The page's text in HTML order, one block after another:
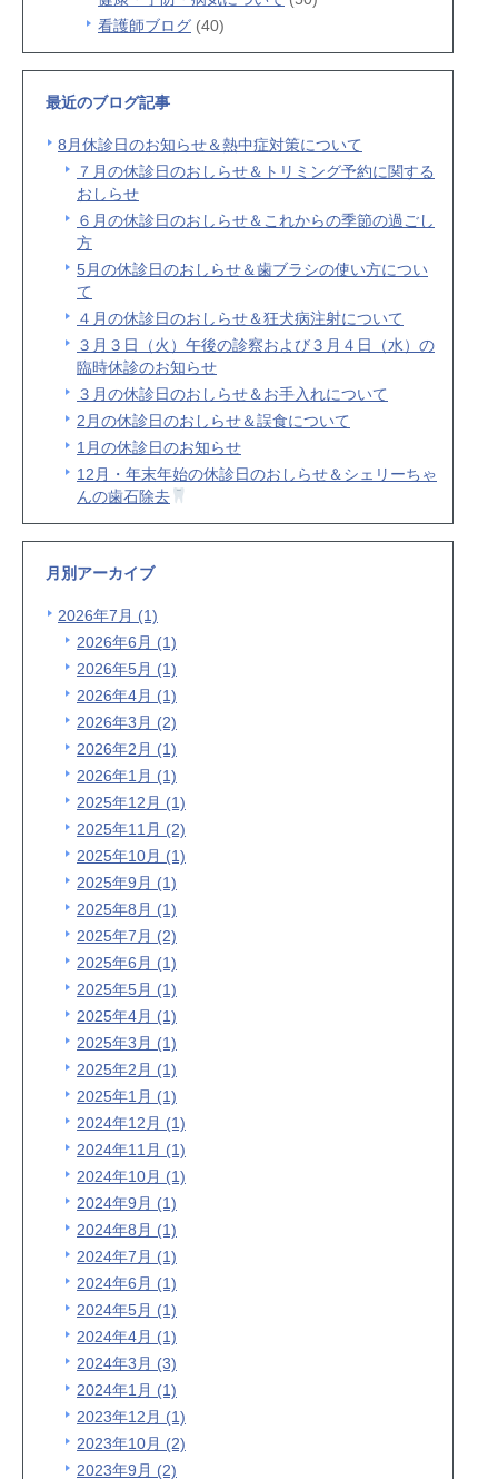
看護師ブログ (40)
最近のブログ記事
8月休診日のお知らせ＆熱中症対策について
７月の休診日のおしらせ＆トリミング予約に関する
おしらせ
６月の休診日のおしらせ＆これからの季節の過ごし
方
5月の休診日のおしらせ＆歯ブラシの使い方につい
て
４月の休診日のおしらせ＆狂犬病注射について
３月３日（火）午後の診察および３月４日（水）の
臨時休診のお知らせ
３月の休診日のおしらせ＆お手入れについて
2月の休診日のおしらせ＆誤食について
1月の休診日のお知らせ
12月・年末年始の休診日のおしらせ＆シェリーちゃ
んの歯石除去
月別アーカイブ
2026年7月 (1)
2026年6月 (1)
2026年5月 (1)
2026年4月 (1)
2026年3月 (2)
2026年2月 (1)
2026年1月 (1)
2025年12月 (1)
2025年11月 (2)
2025年10月 (1)
2025年9月 (1)
2025年8月 (1)
2025年7月 (2)
2025年6月 (1)
2025年5月 (1)
2025年4月 (1)
2025年3月 (1)
2025年2月 (1)
2025年1月 (1)
2024年12月 (1)
2024年11月 (1)
2024年10月 (1)
2024年9月 (1)
2024年8月 (1)
2024年7月 (1)
2024年6月 (1)
2024年5月 (1)
2024年4月 (1)
2024年3月 (3)
2024年1月 (1)
2023年12月 (1)
2023年10月 (2)
2023年9月 (2)